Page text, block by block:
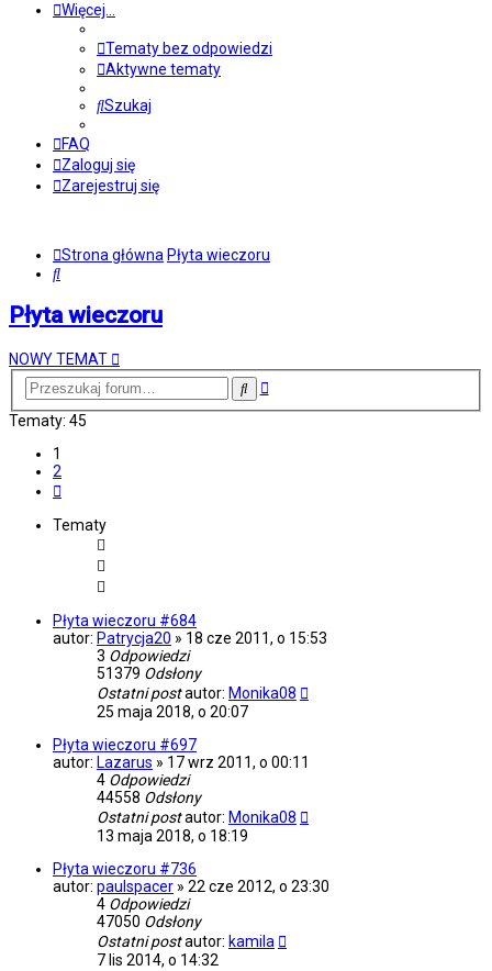
Więcej…
Tematy bez odpowiedzi
Aktywne tematy
Szukaj
FAQ
Zaloguj się
Zarejestruj się
Strona główna Płyta wieczoru
Szukaj
Płyta wieczoru
NOWY TEMAT
SzukajWyszukiwanie
Tematy: 45
1
2
Tematy
Płyta wieczoru #684
autor: Patrycja20 » 18 cze 2011, o 15:53
3 Odpowiedzi
51379 Odsłony
Ostatni postautor: Monika08
25 maja 2018, o 20:07
Płyta wieczoru #697
autor: Lazarus » 17 wrz 2011, o 00:11
4 Odpowiedzi
44558 Odsłony
Ostatni postautor: Monika08
13 maja 2018, o 18:19
Płyta wieczoru #736
autor: paulspacer » 22 cze 2012, o 23:30
4 Odpowiedzi
47050 Odsłony
Ostatni postautor: kamila
7 lis 2014, o 14:32